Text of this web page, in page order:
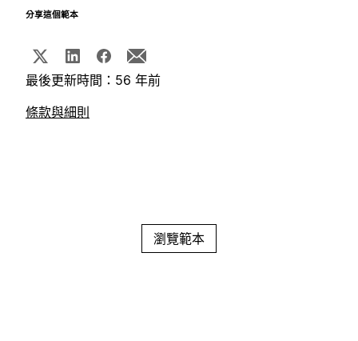
分享這個範本
最後更新時間：56 年前
條款與細則
瀏覽範本